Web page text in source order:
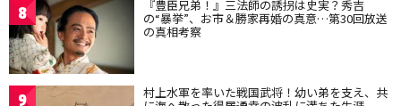
8 『豊臣兄弟！』三法師の誘拐は史実？秀吉
の“暴挙”、お市＆勝家再婚の真意…第30回放送
の真相考察
9 村上水軍を率いた戦国武将！幼い弟を支え、共